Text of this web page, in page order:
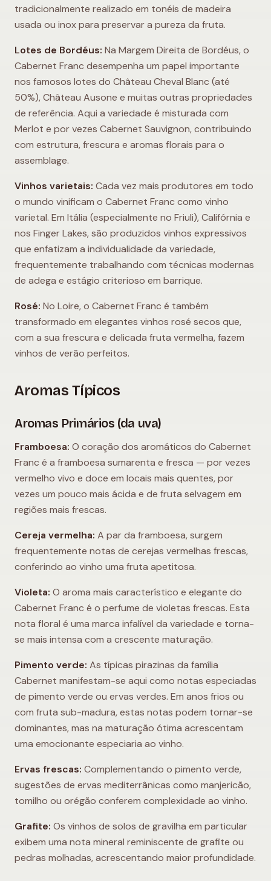
tradicionalmente realizado em tonéis de madeira
usada ou inox para preservar a pureza da fruta.
Lotes de Bordéus: Na Margem Direita de Bordéus, o
Cabernet Franc desempenha um papel importante
nos famosos lotes do Château Cheval Blanc (até
50%), Château Ausone e muitas outras propriedades
de referência. Aqui a variedade é misturada com
Merlot e por vezes Cabernet Sauvignon, contribuindo
com estrutura, frescura e aromas florais para o
assemblage.
Vinhos varietais: Cada vez mais produtores em todo
o mundo vinificam o Cabernet Franc como vinho
varietal. Em Itália (especialmente no Friuli), Califórnia e
nos Finger Lakes, são produzidos vinhos expressivos
que enfatizam a individualidade da variedade,
frequentemente trabalhando com técnicas modernas
de adega e estágio criterioso em barrique.
Rosé: No Loire, o Cabernet Franc é também
transformado em elegantes vinhos rosé secos que,
com a sua frescura e delicada fruta vermelha, fazem
vinhos de verão perfeitos.
Aromas Típicos
Aromas Primários (da uva)
Framboesa: O coração dos aromáticos do Cabernet
Franc é a framboesa sumarenta e fresca — por vezes
vermelho vivo e doce em locais mais quentes, por
vezes um pouco mais ácida e de fruta selvagem em
regiões mais frescas.
Cereja vermelha: A par da framboesa, surgem
frequentemente notas de cerejas vermelhas frescas,
conferindo ao vinho uma fruta apetitosa.
Violeta: O aroma mais característico e elegante do
Cabernet Franc é o perfume de violetas frescas. Esta
nota floral é uma marca infalível da variedade e torna-
se mais intensa com a crescente maturação.
Pimento verde: As típicas pirazinas da família
Cabernet manifestam-se aqui como notas especiadas
de pimento verde ou ervas verdes. Em anos frios ou
com fruta sub-madura, estas notas podem tornar-se
dominantes, mas na maturação ótima acrescentam
uma emocionante especiaria ao vinho.
Ervas frescas: Complementando o pimento verde,
sugestões de ervas mediterrânicas como manjericão,
tomilho ou orégão conferem complexidade ao vinho.
Grafite: Os vinhos de solos de gravilha em particular
exibem uma nota mineral reminiscente de grafite ou
pedras molhadas, acrescentando maior profundidade.